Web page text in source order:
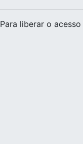
Para liberar o acesso